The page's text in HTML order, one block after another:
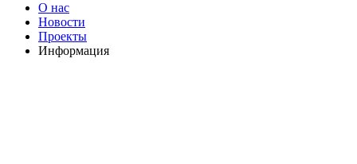
О нас
Новости
Проекты
Информация